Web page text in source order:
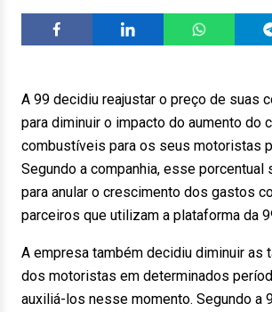
A 99 decidiu reajustar o preço de suas
para diminuir o impacto do aumento do
combustíveis para os seus motoristas
Segundo a companhia, esse porcentual
para anular o crescimento dos gastos
parceiros que utilizam a plataforma da
A empresa também decidiu diminuir as
dos motoristas em determinados
auxiliá-los nesse momento. Segundo a